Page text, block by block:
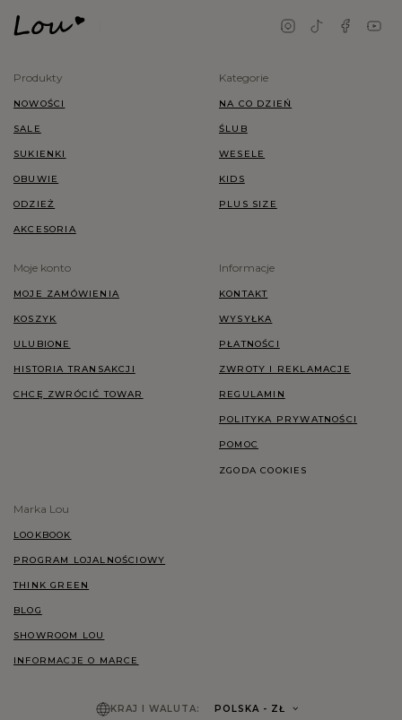
Produkty
NOWOŚCI
SALE
SUKIENKI
OBUWIE
ODZIEŻ
AKCESORIA
Kategorie
NA CO DZIEŃ
ŚLUB
WESELE
KIDS
PLUS SIZE
Moje konto
MOJE ZAMÓWIENIA
KOSZYK
ULUBIONE
HISTORIA TRANSAKCJI
CHCĘ ZWRÓCIĆ TOWAR
Informacje
KONTAKT
WYSYŁKA
PŁATNOŚCI
ZWROTY I REKLAMACJE
REGULAMIN
POLITYKA PRYWATNOŚCI
POMOC
ZGODA COOKIES
Marka Lou
LOOKBOOK
PROGRAM LOJALNOŚCIOWY
THINK GREEN
BLOG
SHOWROOM LOU
INFORMACJE O MARCE
KRAJ I WALUTA: POLSKA - ZŁ